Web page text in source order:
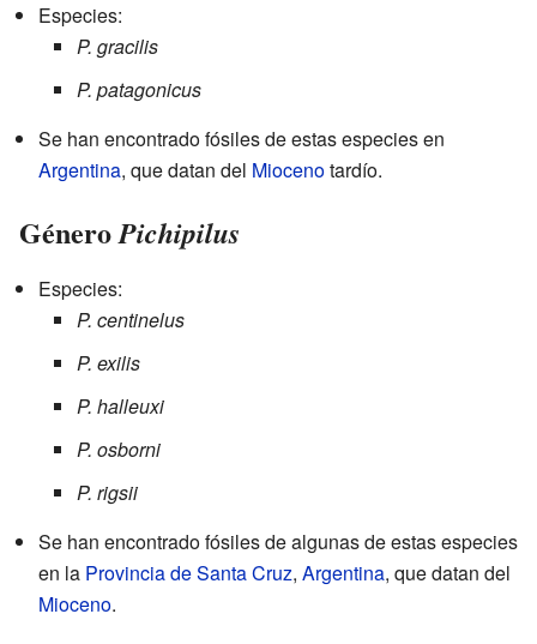
Especies:
P. gracilis
P. patagonicus
Se han encontrado fósiles de estas especies en
Argentina, que datan del Miocenotardío.
GéneroPichipilus
Especies:
P. centinelus
P. exilis
P. halleuxi
P. osborni
P. rigsii
Se han encontrado fósiles de algunas de estas especies
en la Provincia de Santa Cruz, Argentina, que datan del
Mioceno.